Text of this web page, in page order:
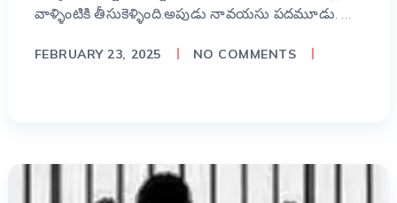
వాళ్ళింటికి తీసుకెళ్ళింది.అపుడు నావయసు పదమూడు. …
FEBRUARY 23, 2025 NO COMMENTS